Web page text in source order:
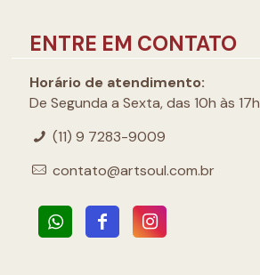
ENTRE EM CONTATO
Horário de atendimento:
De Segunda a Sexta, das 10h às 17h
(11) 9 7283-9009
contato@artsoul.com.br